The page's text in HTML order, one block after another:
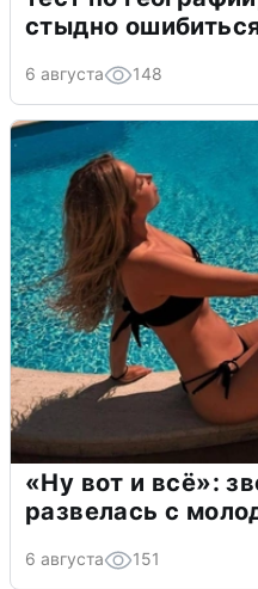
стыдно
6 августа 148
«Ну вот и всё»:
развелась с
6 августа 151